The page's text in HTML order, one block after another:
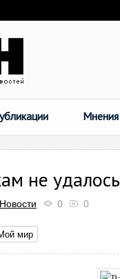
Мнения
не
Новости 0 0
мир